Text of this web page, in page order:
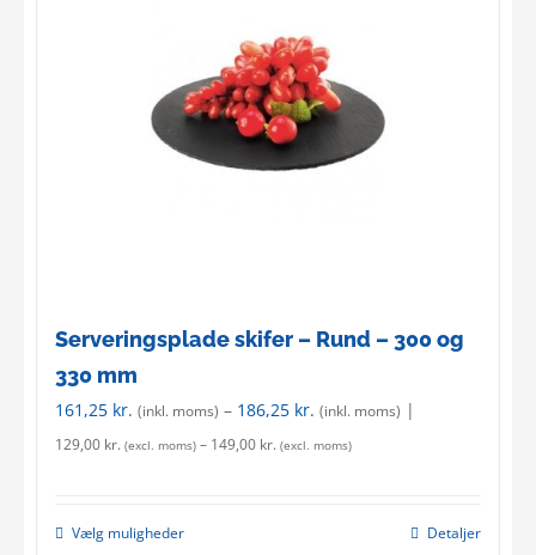
options
may
be
chosen
Serveringsplade skifer – Rund – 300 og
330 mm
161,25 kr. (inkl. moms) – 186,25 kr. (inkl. moms) |
129,00 kr. (excl. moms) – 149,00 kr. (excl. moms)
Vælg mulighederThis
Detaljer